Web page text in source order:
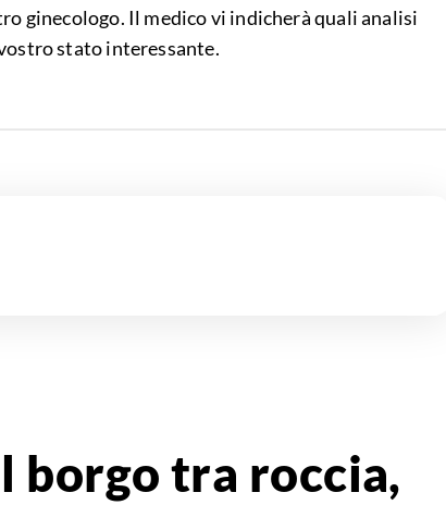
ginecologo. Il medico vi indicherà quali analisi
stato interessante.
borgo tra roccia,